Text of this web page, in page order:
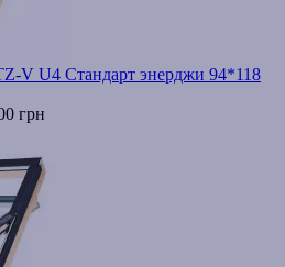
V U4 Стандарт энерджи 94*118
грн